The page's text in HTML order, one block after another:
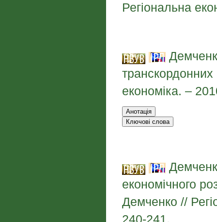
Регіональна
економіка. –
економічного
Демченко //
240-241.